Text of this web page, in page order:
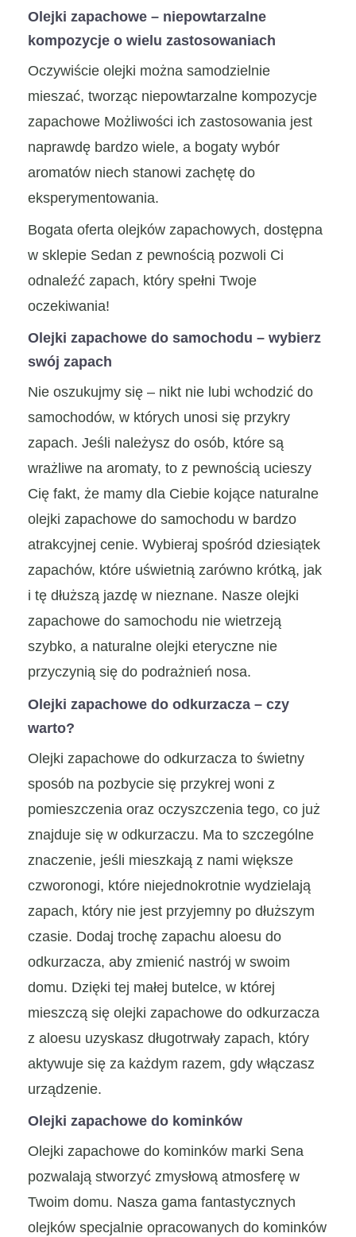
Olejki zapachowe – niepowtarzalne
kompozycje o wielu zastosowaniach
Oczywiście olejki można samodzielnie
mieszać, tworząc niepowtarzalne kompozycje
zapachowe Możliwości ich zastosowania jest
naprawdę bardzo wiele, a bogaty wybór
aromatów niech stanowi zachętę do
eksperymentowania.
Bogata oferta olejków zapachowych, dostępna
w sklepie Sedan z pewnością pozwoli Ci
odnaleźć zapach, który spełni Twoje
oczekiwania!
Olejki zapachowe do samochodu – wybierz
swój zapach
Nie oszukujmy się – nikt nie lubi wchodzić do
samochodów, w których unosi się przykry
zapach. Jeśli należysz do osób, które są
wrażliwe na aromaty, to z pewnością ucieszy
Cię fakt, że mamy dla Ciebie kojące naturalne
olejki zapachowe do samochodu w bardzo
atrakcyjnej cenie. Wybieraj spośród dziesiątek
zapachów, które uświetnią zarówno krótką, jak
i tę dłuższą jazdę w nieznane. Nasze olejki
zapachowe do samochodu nie wietrzeją
szybko, a naturalne olejki eteryczne nie
przyczynią się do podrażnień nosa.
Olejki zapachowe do odkurzacza – czy
warto?
Olejki zapachowe do odkurzacza to świetny
sposób na pozbycie się przykrej woni z
pomieszczenia oraz oczyszczenia tego, co już
znajduje się w odkurzaczu. Ma to szczególne
znaczenie, jeśli mieszkają z nami większe
czworonogi, które niejednokrotnie wydzielają
zapach, który nie jest przyjemny po dłuższym
czasie. Dodaj trochę zapachu aloesu do
odkurzacza, aby zmienić nastrój w swoim
domu. Dzięki tej małej butelce, w której
mieszczą się olejki zapachowe do odkurzacza
z aloesu uzyskasz długotrwały zapach, który
aktywuje się za każdym razem, gdy włączasz
urządzenie.
Olejki zapachowe do kominków
Olejki zapachowe do kominków marki Sena
pozwalają stworzyć zmysłową atmosferę w
Twoim domu. Nasza gama fantastycznych
olejków specjalnie opracowanych do kominków